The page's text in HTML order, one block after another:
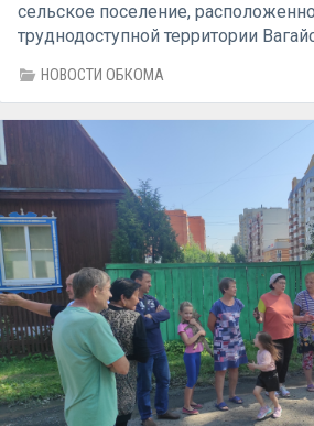
сельское поселение,
труднодоступной территории
секретарь Вагайского райкома
кандидат в депутаты районной
Иманова. Добираться до места
на вертолёте.
НОВОСТИ ОБКОМА